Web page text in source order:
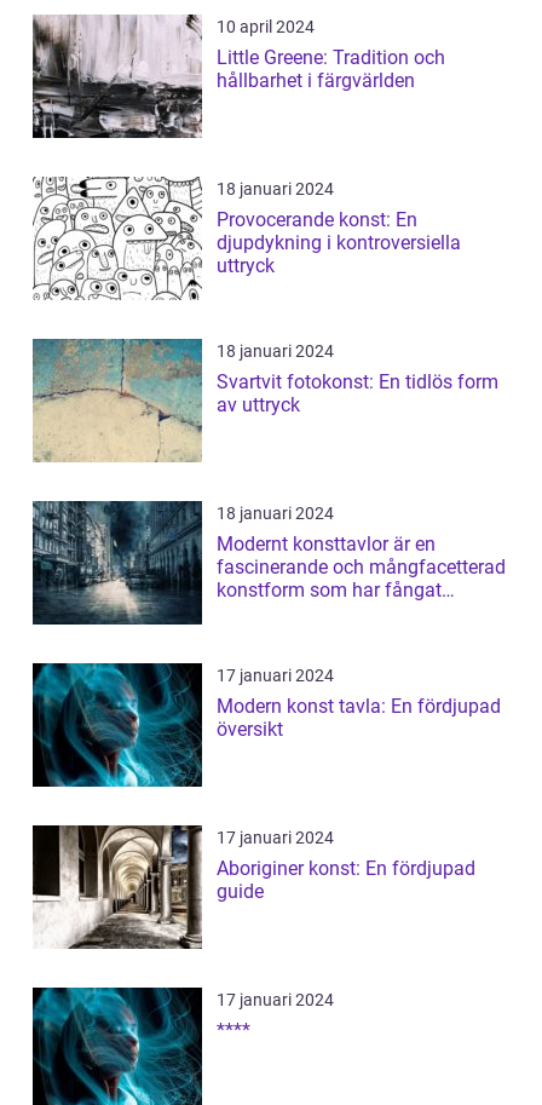
10 april 2024
Little Greene: Tradition och
hållbarhet i färgvärlden
18 januari 2024
Provocerande konst: En
djupdykning i kontroversiella
uttryck
18 januari 2024
Svartvit fotokonst: En tidlös form
av uttryck
18 januari 2024
Modernt konsttavlor är en
fascinerande och mångfacetterad
konstform som har fångat
17 januari 2024
Modern konst tavla: En fördjupad
översikt
17 januari 2024
Aboriginer konst: En fördjupad
guide
17 januari 2024
****